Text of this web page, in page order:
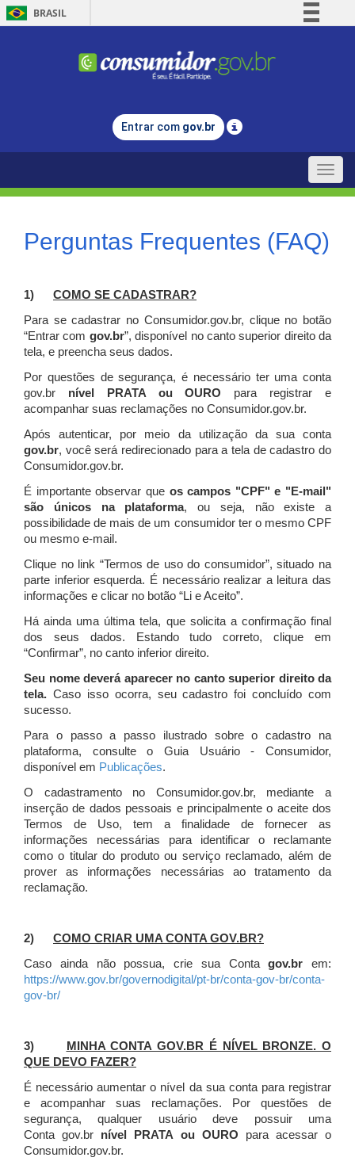
BRASIL
Comunica BR
Legislação
Entrar com gov.br
Toggle
Perguntas Frequentes (FAQ)
1) COMO SE CADASTRAR?
Para se cadastrar no Consumidor.gov.br, clique no botão
“Entrar com gov.br”, disponível no canto superior direito da
tela, e preencha seus dados.
Por questões de segurança, é necessário ter uma conta
gov.br nível PRATA ou OURO para registrar e
acompanhar suas reclamações no Consumidor.gov.br.
Após autenticar, por meio da utilização da sua conta
gov.br, você será redirecionado para a tela de cadastro do
Consumidor.gov.br.
É importante observar que os campos "CPF" e "E-mail"
são únicos na plataforma, ou seja, não existe a
possibilidade de mais de um consumidor ter o mesmo CPF
ou mesmo e-mail.
Clique no link “Termos de uso do consumidor”, situado na
parte inferior esquerda. É necessário realizar a leitura das
informações e clicar no botão “Li e Aceito”.
Há ainda uma última tela, que solicita a confirmação final
dos seus dados. Estando tudo correto, clique em
“Confirmar”, no canto inferior direito.
Seu nome deverá aparecer no canto superior direito da
tela. Caso isso ocorra, seu cadastro foi concluído com
sucesso.
Para o passo a passo ilustrado sobre o cadastro na
plataforma, consulte o Guia Usuário - Consumidor,
disponível em Publicações.
O cadastramento no Consumidor.gov.br, mediante a
inserção de dados pessoais e principalmente o aceite dos
Termos de Uso, tem a finalidade de fornecer as
informações necessárias para identificar o reclamante
como o titular do produto ou serviço reclamado, além de
prover as informações necessárias ao tratamento da
reclamação.
2) COMO CRIAR UMA CONTA GOV.BR?
Caso ainda não possua, crie sua Contagov.br em:
https://www.gov.br/governodigital/pt-br/conta-gov-br/conta-
gov-br/
3)
MINHA CONTA GOV.BR É NÍVEL BRONZE. O
QUE DEVO FAZER?
É necessário aumentar o nível da sua conta para registrar
e acompanhar suas reclamações. Por questões de
segurança, qualquer usuário deve possuir uma
Conta gov.br nível PRATA ou OURO para acessar o
Consumidor.gov.br.